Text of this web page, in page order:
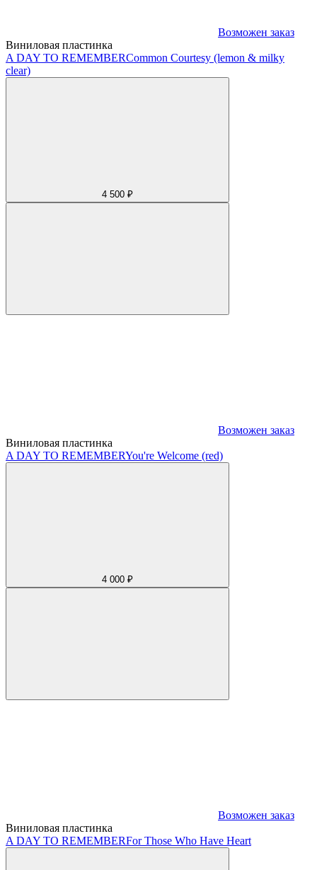
Возможен заказ
Виниловая пластинка
A DAY TO REMEMBERCommon Courtesy (lemon & milky
clear)
4 500 ₽
Возможен заказ
Виниловая пластинка
A DAY TO REMEMBERYou're Welcome (red)
4 000 ₽
Возможен заказ
Виниловая пластинка
A DAY TO REMEMBERFor Those Who Have Heart